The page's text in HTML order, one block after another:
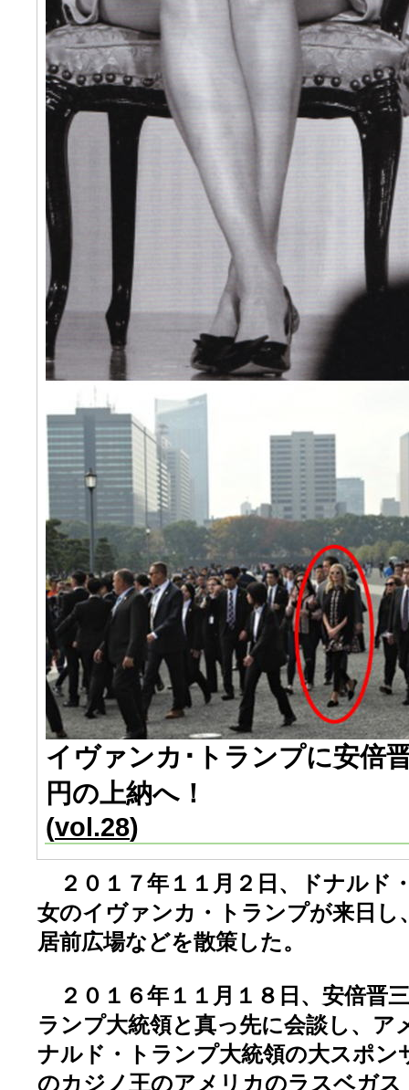
イヴァンカ･トランプに安倍
円の上納へ！
(vol.28)
２０１７年１１月２日、ドナルド
女のイヴァンカ・トランプが来日し
居前広場などを散策した。
２０１６年１１月１８日、安倍晋
ランプ大統領と真っ先に会談し、ア
ナルド・トランプ大統領の大スポン
のカジノ王のアメリカのラスベガ